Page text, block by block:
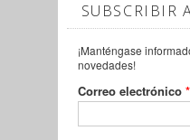
SUBSCRIBIR
¡Manténgase
novedades!
Correo electrónico *